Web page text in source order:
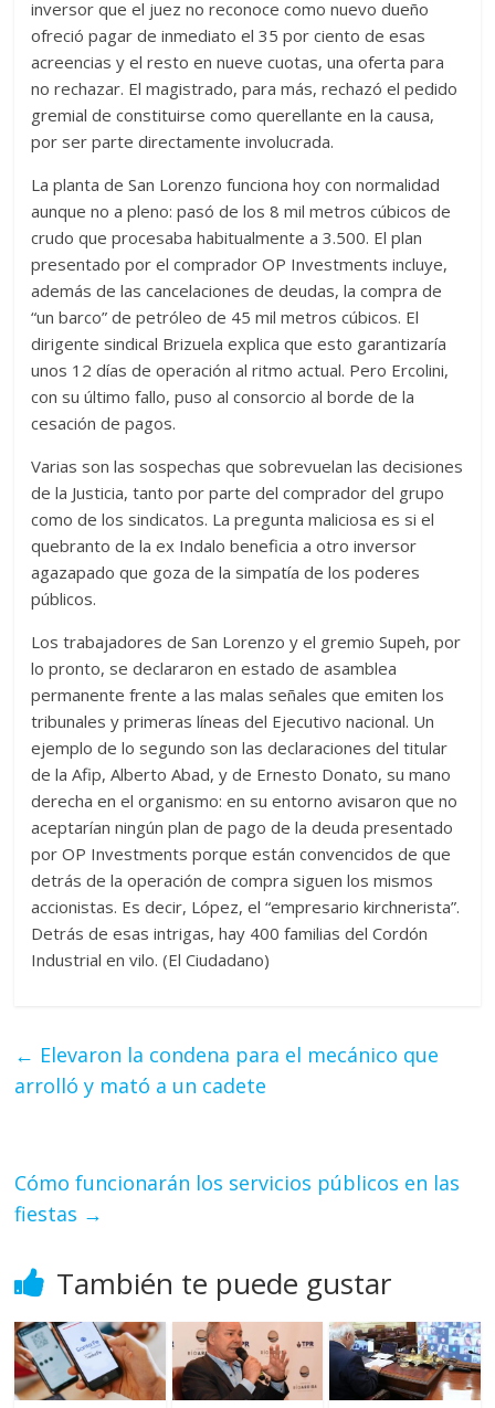
inversor que el juez no reconoce como nuevo dueño
ofreció pagar de inmediato el 35 por ciento de esas
acreencias y el resto en nueve cuotas, una oferta para
no rechazar. El magistrado, para más, rechazó el pedido
gremial de constituirse como querellante en la causa,
por ser parte directamente involucrada.
La planta de San Lorenzo funciona hoy con normalidad
aunque no a pleno: pasó de los 8 mil metros cúbicos de
crudo que procesaba habitualmente a 3.500. El plan
presentado por el comprador OP Investments incluye,
además de las cancelaciones de deudas, la compra de
“un barco” de petróleo de 45 mil metros cúbicos. El
dirigente sindical Brizuela explica que esto garantizaría
unos 12 días de operación al ritmo actual. Pero Ercolini,
con su último fallo, puso al consorcio al borde de la
cesación de pagos.
Varias son las sospechas que sobrevuelan las decisiones
de la Justicia, tanto por parte del comprador del grupo
como de los sindicatos. La pregunta maliciosa es si el
quebranto de la ex Indalo beneficia a otro inversor
agazapado que goza de la simpatía de los poderes
públicos.
Los trabajadores de San Lorenzo y el gremio Supeh, por
lo pronto, se declararon en estado de asamblea
permanente frente a las malas señales que emiten los
tribunales y primeras líneas del Ejecutivo nacional. Un
ejemplo de lo segundo son las declaraciones del titular
de la Afip, Alberto Abad, y de Ernesto Donato, su mano
derecha en el organismo: en su entorno avisaron que no
aceptarían ningún plan de pago de la deuda presentado
por OP Investments porque están convencidos de que
detrás de la operación de compra siguen los mismos
accionistas. Es decir, López, el “empresario kirchnerista”.
Detrás de esas intrigas, hay 400 familias del Cordón
Industrial en vilo. (El Ciudadano)
← Elevaron la condena para el mecánico que
arrolló y mató a un cadete
Cómo funcionarán los servicios públicos en las
fiestas →
También te puede gustar